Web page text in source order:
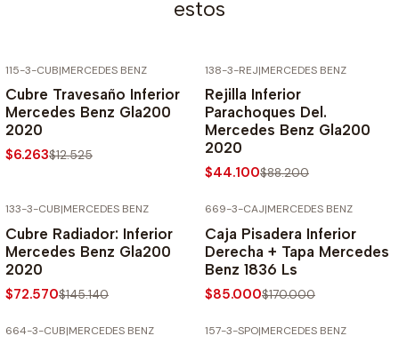
estos
115-3-CUB|MERCEDES BENZ
Cubre Travesaño Inferior
Mercedes Benz Gla200
2020
$6.263$12.525
138-3-REJ|MERCEDES BENZ
Rejilla Inferior
Parachoques Del.
Mercedes Benz Gla200
2020
$44.100$88.200
133-3-CUB|MERCEDES BENZ
Cubre Radiador: Inferior
Mercedes Benz Gla200
2020
$72.570$145.140
669-3-CAJ|MERCEDES BENZ
Caja Pisadera Inferior
Derecha + Tapa Mercedes
Benz 1836 Ls
$85.000$170.000
664-3-CUB|MERCEDES BENZ 157-3-SPO|MERCEDES BENZ